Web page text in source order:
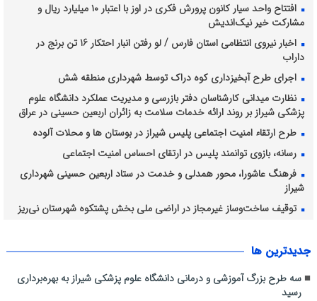
افتتاح واحد سیار کانون پرورش فکری در اوز با اعتبار ۱۰ میلیارد ریال و
مشارکت خیر نیک‌اندیش
اخبار نیروی انتظامی استان فارس / لو رفتن انبار احتکار 16 تن برنج در
داراب
اجرای طرح آبخیزداری کوه دراک توسط شهرداری منطقه شش
نظارت میدانی کارشناسان دفتر بازرسی و مدیریت عملکرد دانشگاه علوم
پزشکی شیراز بر روند ارائه خدمات سلامت به زائران اربعین حسینی در عراق
طرح ارتقاء امنیت اجتماعی پلیس شیراز در بوستان ها و محلات آلوده
رسانه، بازوی توانمند پلیس در ارتقای احساس امنیت اجتماعی
فرهنگ عاشورا، محور همدلی و خدمت در ستاد اربعین حسینی شهرداری
شیراز
توقیف ساخت‌وساز غیرمجاز در اراضی ملی بخش پشتکوه شهرستان نی‌ریز
جديدترين ها
سه طرح بزرگ آموزشی و درمانی دانشگاه علوم پزشکی شیراز به بهره‌برداری
رسید